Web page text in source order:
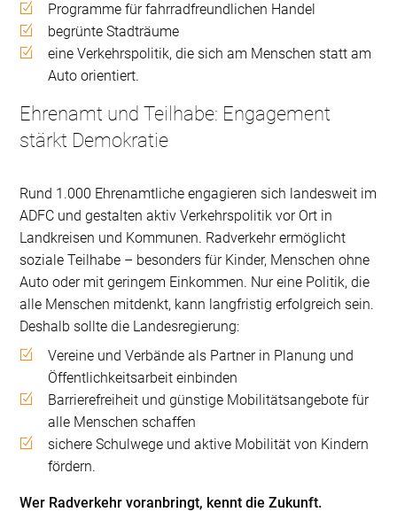
Programme für fahrradfreundlichen Handel
begrünte Stadträume
eine Verkehrspolitik, die sich am Menschen statt am
Auto orientiert.
Ehrenamt und Teilhabe: Engagement
stärkt Demokratie
Rund 1.000 Ehrenamtliche engagieren sich landesweit im
ADFC und gestalten aktiv Verkehrspolitik vor Ort in
Landkreisen und Kommunen. Radverkehr ermöglicht
soziale Teilhabe – besonders für Kinder, Menschen ohne
Auto oder mit geringem Einkommen. Nur eine Politik, die
alle Menschen mitdenkt, kann langfristig erfolgreich sein.
Deshalb sollte die Landesregierung:
Vereine und Verbände als Partner in Planung und
Öffentlichkeitsarbeit einbinden
Barrierefreiheit und günstige Mobilitätsangebote für
alle Menschen schaffen
sichere Schulwege und aktive Mobilität von Kindern
fördern.
Wer Radverkehr voranbringt, kennt die Zukunft.